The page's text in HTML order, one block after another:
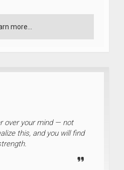
more...
over your mind — not
this, and you will find